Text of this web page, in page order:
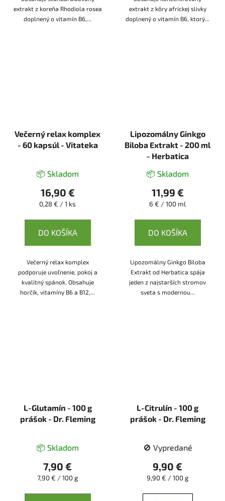
extrakt z koreňa Rhodiola rosea
doplnený o vitamín B6,...
extrakt z kôry africkej slivky
doplnený o vitamín B6, ktorý...
Večerný relax komplex
- 60 kapsúl - Vitateka
📦 Skladom
16,90 €
Jednotková
0,28 € / 1 ks
DO KOŠÍKA
Večerný relax komplex
podporuje uvoľnenie, pokoj a
kvalitný spánok. Obsahuje
horčík, vitamíny B6 a B12,...
Lipozomálny Ginkgo
Biloba Extrakt - 200 ml
- Herbatica
📦 Skladom
11,99 €
Jednotková
6 € / 100 ml
DO KOŠÍKA
Lipozomálny Ginkgo Biloba
Extrakt od Herbatica spája
jeden z najstarších stromov
sveta s modernou...
L-Glutamín - 100 g
prášok - Dr. Fleming
📦 Skladom
7,90 €
Jednotková
7,90 € / 100 g
L-Citrulín - 100 g
prášok - Dr. Fleming
🚫 Vypredané
9,90 €
Jednotková
9,90 € / 100 g